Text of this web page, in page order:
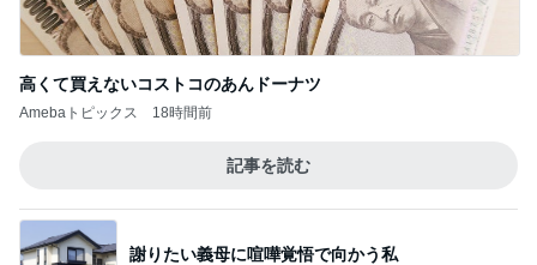
高くて買えないコストコのあんドーナツ
Amebaトピックス 18時間前
記事を読む
謝りたい義母に喧嘩覚悟で向かう私